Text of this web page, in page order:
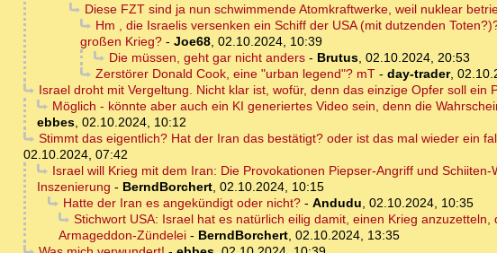
Diese FZT sind ja nun schwimmende Atomkraftwerke, weil nuklear
Hm , die Israelis versenken ein Schiff der USA (mit dutzenden
großen Krieg? - Joe68, 02.10.2024, 10:39
Die müssen, geht gar nicht anders- Brutus, 02.10.2024, 20:53
Zerstörer Donald Cook, eine "urban legend"? mT- day-trader,
Israel droht mit Vergeltung. Nicht klar ist, wofür, denn das einzige Opfer soll ein
Möglich - könnte aber auch ein KI generiertes Video sein, denn die
ebbes, 02.10.2024, 10:12
Stimmt das eigentlich? Hat der Iran das bestätigt? oder ist das mal wieder ein
02.10.2024, 07:42
Israel will Krieg mit dem Iran: Die Provokationen Piepser-Angriff und
Inszenierung - BerndBorchert, 02.10.2024, 10:15
Hatte der Iran es angekündigt oder nicht?- Andudu, 02.10.2024, 10:35
Stichwort USA: Israel hat es natürlich eilig damit, einen Krieg
Armageddon-Zündelei - BerndBorchert, 02.10.2024, 13:35